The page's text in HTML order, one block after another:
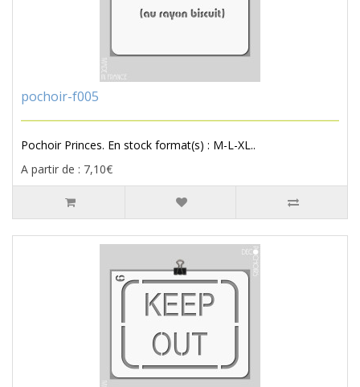
pochoir-f005
Pochoir Princes. En stock format(s) : M-L-XL..
A partir de : 7,10€